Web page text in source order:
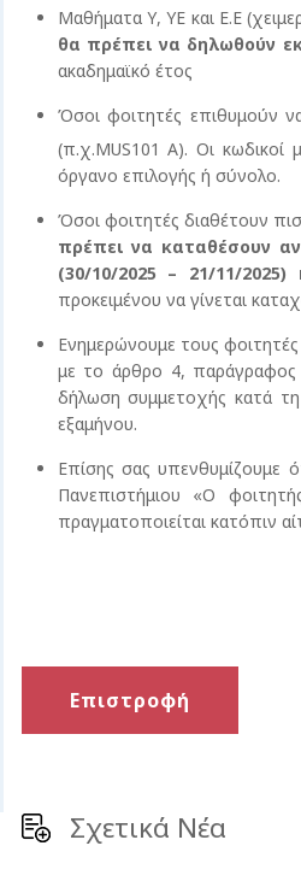
Μαθήματα Υ, ΥΕ και Ε.Ε
θα πρέπει να δηλωθούν
ακαδημαϊκό έτος
Όσοι φοιτητές επιθυμούν
(π.χ.MUS101 A). Οι
όργανο επιλογής ή σύνολο.
Όσοι φοιτητές διαθέτουν
πρέπει να καταθέσουν
(30/10/2025 – 21/11/
προκειμένου να γίνεται
Ενημερώνουμε τους
με το άρθρο 4,
δήλωση συμμετοχής κατά τη
εξαμήνου.
Επίσης σας υπενθυμίζουμε
Πανεπιστήμιου «Ο
πραγματοποιείται κατόπιν
Από
Επιστροφή
Σχετικά Νέα